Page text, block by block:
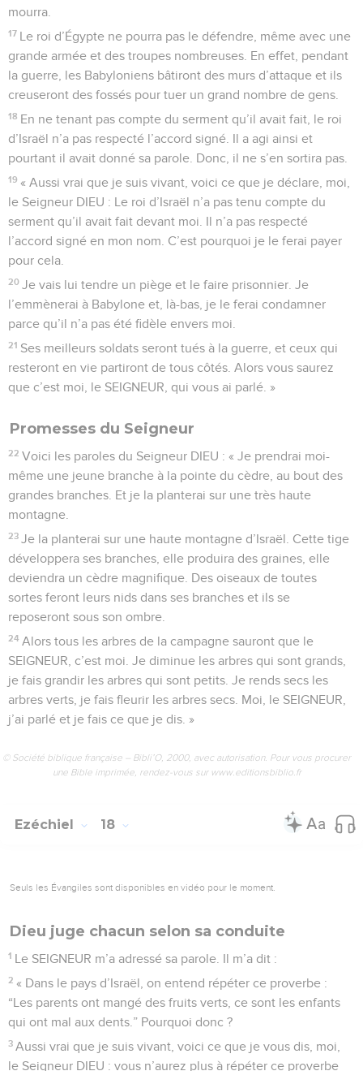
mourra.
17 Le roi d’Égypte ne pourra pas le défendre, même avec une
grande armée et des troupes nombreuses. En effet, pendant
la guerre, les Babyloniens bâtiront des murs d’attaque et ils
creuseront des fossés pour tuer un grand nombre de gens.
18 En ne tenant pas compte du serment qu’il avait fait, le roi
d’Israël n’a pas respecté l’accord signé. Il a agi ainsi et
pourtant il avait donné sa parole. Donc, il ne s’en sortira pas.
19 « Aussi vrai que je suis vivant, voici ce que je déclare, moi,
le Seigneur DIEU : Le roi d’Israël n’a pas tenu compte du
serment qu’il avait fait devant moi. Il n’a pas respecté
l’accord signé en mon nom. C’est pourquoi je le ferai payer
pour cela.
20 Je vais lui tendre un piège et le faire prisonnier. Je
l’emmènerai à Babylone et, là-bas, je le ferai condamner
parce qu’il n’a pas été fidèle envers moi.
21 Ses meilleurs soldats seront tués à la guerre, et ceux qui
resteront en vie partiront de tous côtés. Alors vous saurez
que c’est moi, le SEIGNEUR, qui vous ai parlé. »
Promesses du Seigneur
22 Voici les paroles du Seigneur DIEU : « Je prendrai moi-
même une jeune branche à la pointe du cèdre, au bout des
grandes branches. Et je la planterai sur une très haute
montagne.
23 Je la planterai sur une haute montagne d’Israël. Cette tige
développera ses branches, elle produira des graines, elle
deviendra un cèdre magnifique. Des oiseaux de toutes
sortes feront leurs nids dans ses branches et ils se
reposeront sous son ombre.
24 Alors tous les arbres de la campagne sauront que le
SEIGNEUR, c’est moi. Je diminue les arbres qui sont grands,
je fais grandir les arbres qui sont petits. Je rends secs les
arbres verts, je fais fleurir les arbres secs. Moi, le SEIGNEUR,
j’ai parlé et je fais ce que je dis. »
© Société biblique française – Bibli’O, 2000, avec autorisation. Pour vous procurer
une Bible imprimée, rendez-vous sur www.editionsbiblio.fr
Ezéchiel 18
Seuls les Évangiles sont disponibles en vidéo pour le moment.
Dieu juge chacun selon sa conduite
1 Le SEIGNEUR m’a adressé sa parole. Il m’a dit :
2 « Dans le pays d’Israël, on entend répéter ce proverbe :
“Les parents ont mangé des fruits verts, ce sont les enfants
qui ont mal aux dents.” Pourquoi donc ?
3 Aussi vrai que je suis vivant, voici ce que je vous dis, moi,
le Seigneur DIEU : vous n’aurez plus à répéter ce proverbe